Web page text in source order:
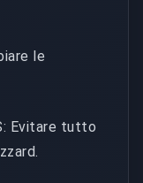
le
Evitare tutto